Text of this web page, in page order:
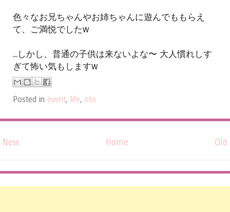
色々なお兄ちゃんやお姉ちゃんに遊んでももらえ
て、ご満悦でしたw
...しかし、普通の子供は来ないよな〜 大人慣れしす
ぎて怖い気もしますw
Posted in event, life, oto
New Old
Home